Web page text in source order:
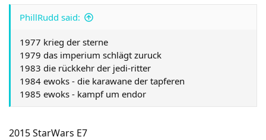
PhillRudd said:
1977 krieg der sterne
1979 das imperium schlägt zuruck
1983 die rückkehr der jedi-ritter
1984 ewoks - die karawane der tapferen
1985 ewoks - kampf um endor
2015 StarWars E7